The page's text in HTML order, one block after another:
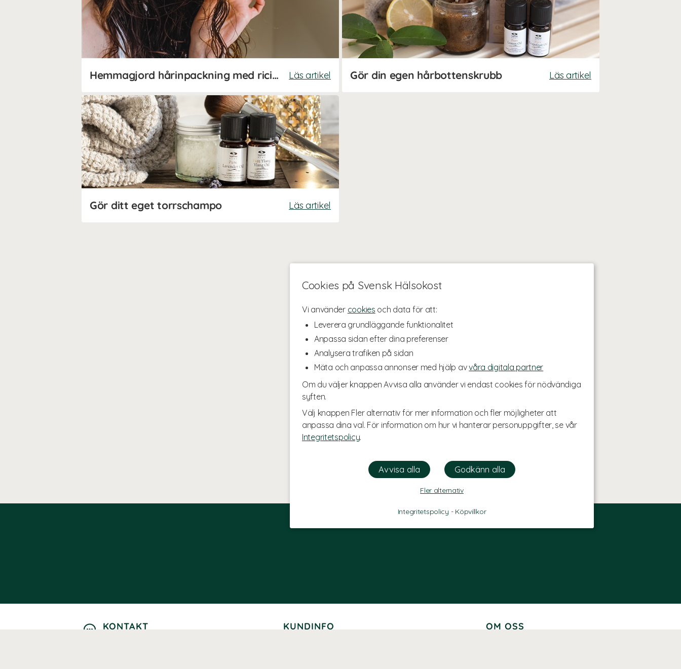
Cookies på Svensk Hälsokost
Vi använder cookies och data för att:
Leverera grundläggande funktionalitet
Anpassa sidan efter dina preferenser
Analysera trafiken på sidan
Mäta och anpassa annonser med hjälp avvåra digitala partner
Om du väljer knappen Avvisa alla använder vi endast cookies för nödvändiga
syften.
Välj knappen Fler alternativ för mer information och fler möjligheter att
anpassa dina val. För information om hur vi hanterar personuppgifter, se vår
Integritetspolicy.
Fler alternativ
Integritetspolicy - Köpvillkor
Hemmagjord hårinpackning med ricinolja Läs artikel Gör din egen hårbottenskrubb Läs artikel
Gör ditt eget torrschampo Läs artikel
KONTAKT KUNDINFO OM OSS